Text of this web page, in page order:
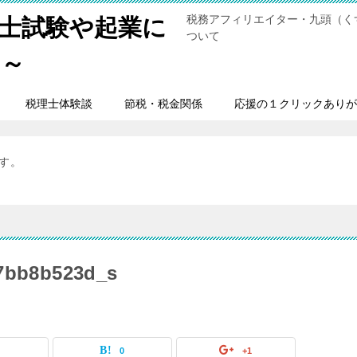
試験や起業に
税務アフィリエイター・九頭（
ついて
税理士体験談 節税・税金関係 応援の１クリックあり
。
0 +1